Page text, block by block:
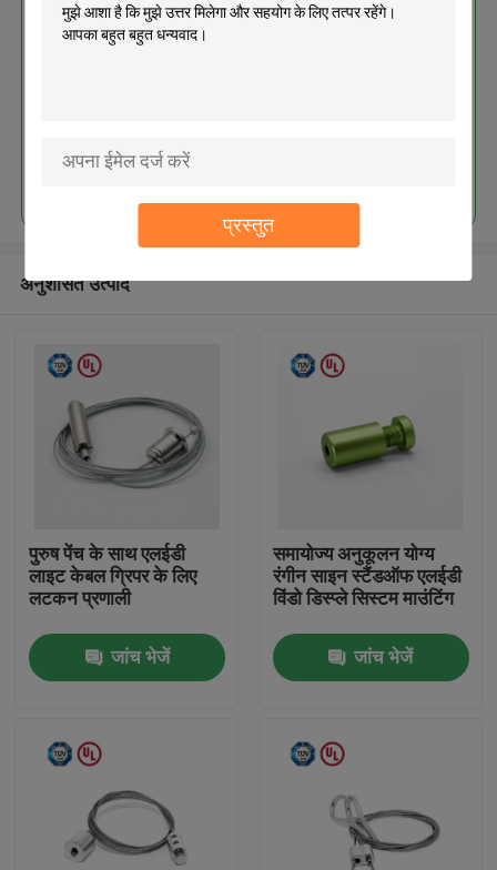
प्रस्तुत
वीडियो
पेशेवर फिक्स्चर के लिए केबल ग्रिपर केबल
हैंगिंग किट के साथ विमान लटकन प्रणाली
जारी रखें
अनुशंसित उत्पाद
पुरुष पेंच के साथ एलईडी
लाइट केबल ग्रिपर के लिए
लटकन प्रणाली
जांच भेजें
समायोज्य अनुकूलन योग्य
रंगीन साइन स्टैंडऑफ एलईडी
विंडो डिस्प्ले सिस्टम माउंटिंग
जांच भेजें